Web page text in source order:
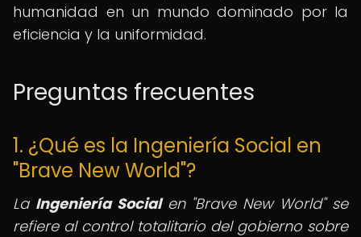
humanidad en un mundo dominado por la
eficiencia y la uniformidad.
Preguntas frecuentes
1. ¿Qué es la Ingeniería Social en
"Brave New World"?
La Ingeniería Socialen "Brave New World" se
refiere al control totalitario del gobierno sobre